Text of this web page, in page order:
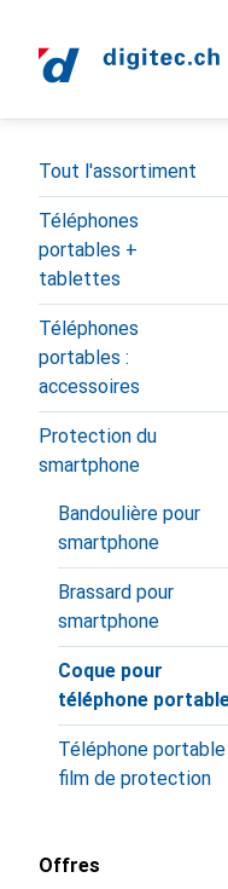
Navigation par
Tout l'assortiment
Téléphones
portables +
tablettes
Téléphones
portables :
accessoires
Protection du
smartphone
Bandoulière pour
smartphone
Brassard pour
smartphone
Coque pour
téléphone
Téléphone portable
film de protection
Offres
Téléphones